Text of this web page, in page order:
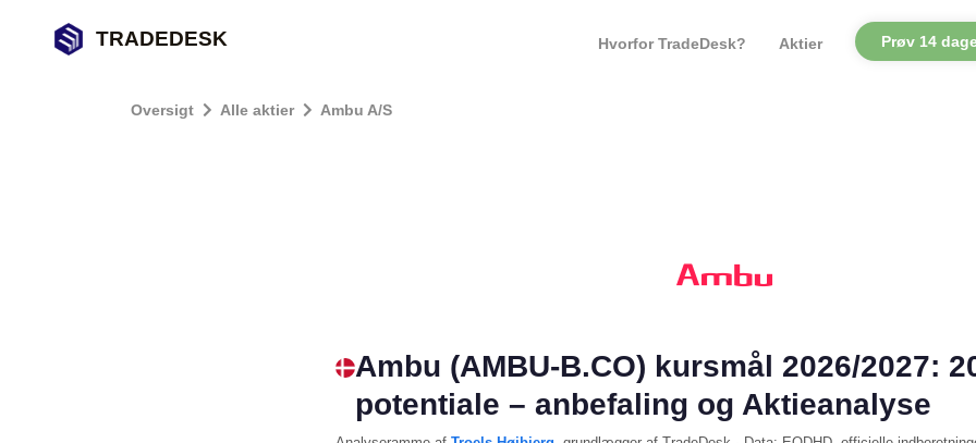
TRADEDESK Prøv 14
Aktier
Hvorfor TradeDesk?
Oversigt Alle aktier Ambu A/S
Ambu (AMBU-B.CO) kursmål 2026/2027:
potentiale – anbefaling og Aktieanalyse